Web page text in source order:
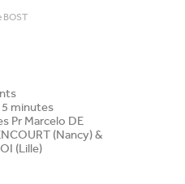
BOST
minutes
Pr Marcelo DE
(Nancy) &
(Lille)